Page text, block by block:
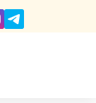
Instagram